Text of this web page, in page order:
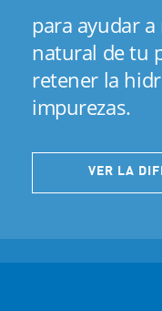
y componen
piel, lo que
entre las
en su funcion
para ayudar
natural de tu
retener la
impurezas.
VER LA